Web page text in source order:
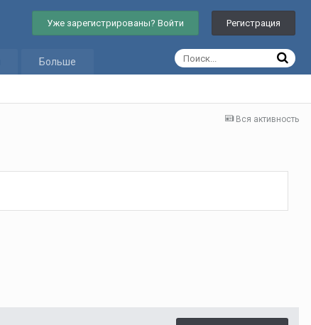
Уже зарегистрированы? Войти Регистрация
Больше
Вся активность